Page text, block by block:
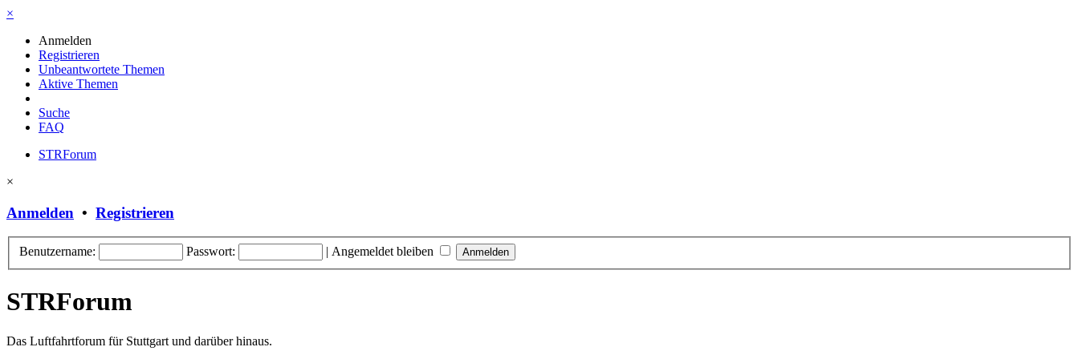
×
Anmelden
Registrieren
Unbeantwortete Themen
Aktive Themen
Suche
FAQ
STRForum
×
Anmelden • Registrieren
Benutzername: Passwort: | Angemeldet bleiben
STRForum
Das Luftfahrtforum für Stuttgart und darüber hinaus.